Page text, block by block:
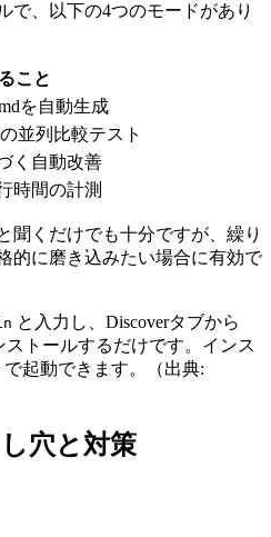
で、以下の4つのモードがあり
こと
を自動生成
並列比較テスト
く自動改善
時間の計測
聞くだけでも十分ですが、繰り
的に磨き込みたい場合に有効で
と入力し、Discoverタブから
ストールするだけです。インス
で起動できます。（出典:
穴と対策